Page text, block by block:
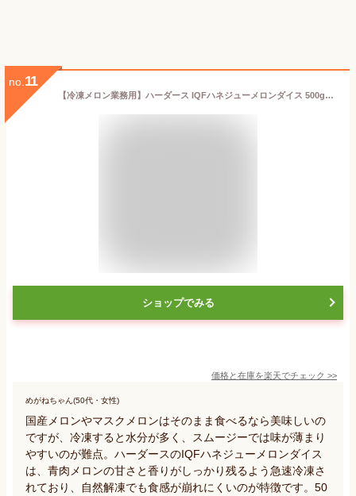
no. 11
【冷凍メロン業務用】ハーダース IQFハネジューメロンダイス 500g メロン ダイスカット フルーツ 果物 カットフルーツ 業務用食材 スイーツ デザート トッピング 冷凍果物 ドリンク 冷凍 スムージー ミックスジュース 業務用 家庭用 大容量 お買い得
ショップでみる
価格と在庫を楽天でチェック >>
めがねちゃん(50代・女性)
国産メロンやマスクメロンはそのまま食べるなら美味しいの
ですが、冷凍すると水分が多く、スムージーでは味が薄まり
やすいのが難点。ハーダースのIQFハネジューメロンダイス
は、青肉メロンの甘さと香りがしっかり残るよう急速冷凍さ
れており、自然解凍でも食感が崩れにくいのが特徴です。50